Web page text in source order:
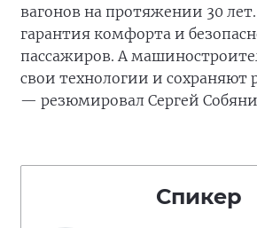
вагонов на протяжении 30 лет.
гарантия комфорта и
пассажиров. А
свои технологии и сохраняют
— резюмировал Сергей
Спикер